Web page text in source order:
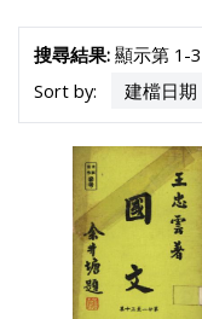
搜尋結果:顯示第 1-
Sort by: